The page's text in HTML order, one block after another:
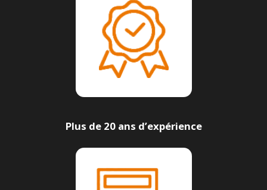
Plus de 20 ans d’expérience